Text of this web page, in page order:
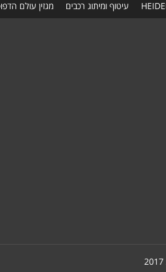
עיטוף ומיתוג רכבים מגזין עולם